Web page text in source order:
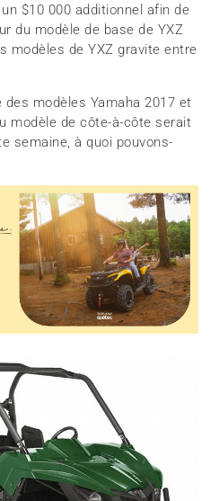
$10 000 additionnel afin de
du modèle de base de YXZ
modèles de YXZ gravite entre
des modèles Yamaha 2017 et
modèle de côte-à-côte serait
semaine, à quoi pouvons-